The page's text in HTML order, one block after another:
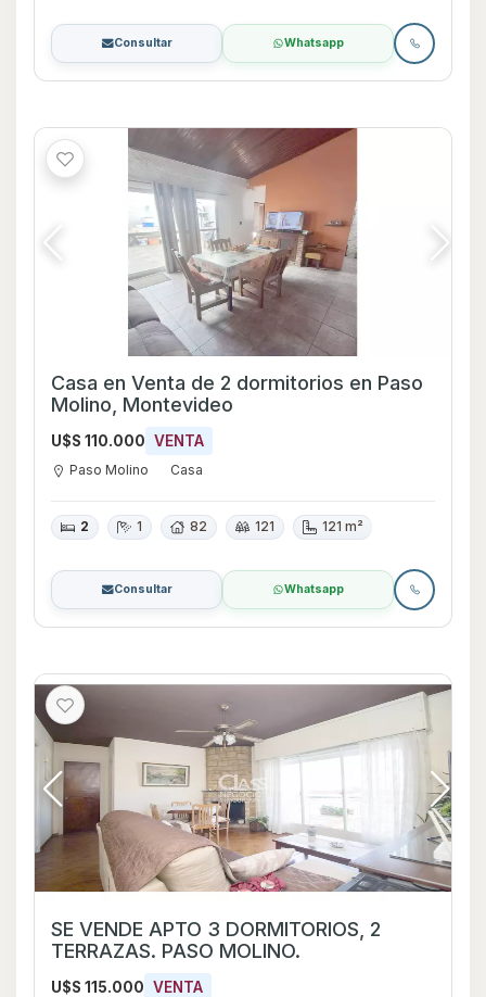
Consultar Whatsapp
Casa en Venta de 2 dormitorios en Paso
Molino, Montevideo
U$S 110.000 VENTA
Paso Molino Casa
2 1 82 121 121 m²
Consultar Whatsapp
SE VENDE APTO 3 DORMITORIOS, 2
TERRAZAS. PASO MOLINO.
U$S 115.000 VENTA